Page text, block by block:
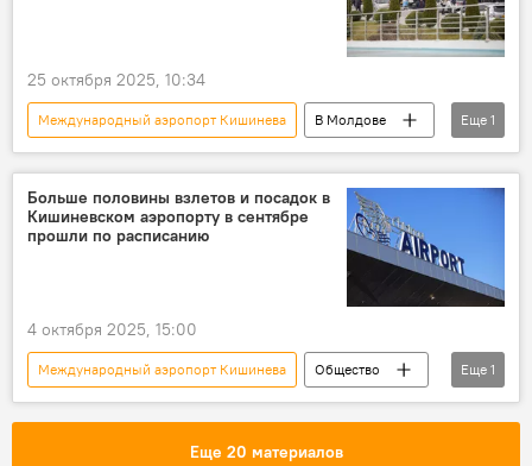
25 октября 2025, 10:34
Международный аэропорт Кишинева
В Молдове
Общество
Еще 1
Больше половины взлетов и посадок в
Кишиневском аэропорту в сентябре
прошли по расписанию
4 октября 2025, 15:00
Международный аэропорт Кишинева
Общество
В Молдове
Еще 1
Еще 20 материалов